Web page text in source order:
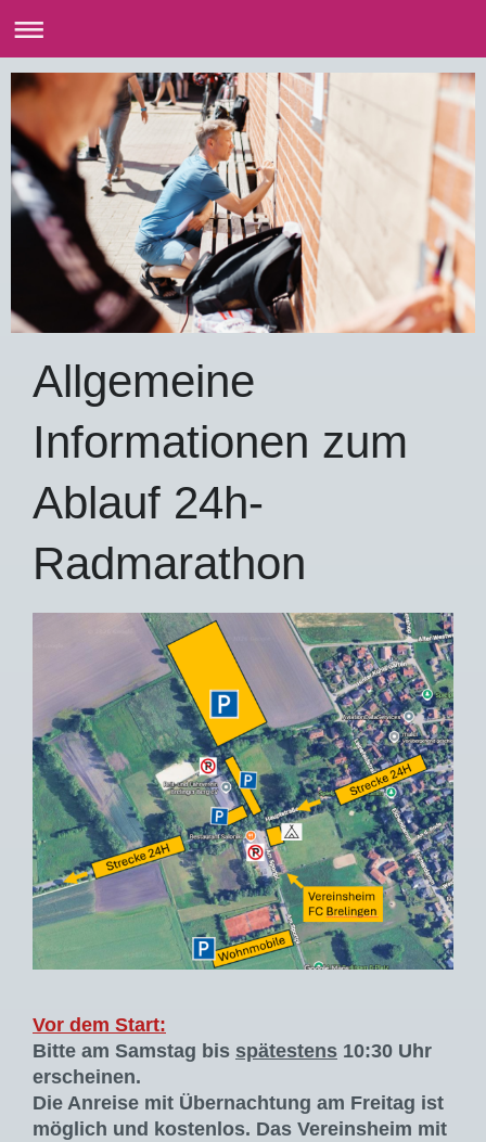
Allgemeine
Informationen zum
Ablauf 24h-
Radmarathon
Vor dem Start:
Bitte am Samstag bis spätestens 10:30 Uhr
erscheinen.
Die Anreise mit Übernachtung am Freitag ist
möglich und kostenlos. Das Vereinsheim mit